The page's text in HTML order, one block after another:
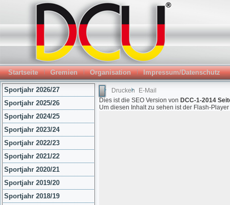
Startseite Gremien Organisation Impressum/Datenschutz
Sportjahr 2026/27
Sportjahr 2025/26
Sportjahr 2024/25
Sportjahr 2023/24
Sportjahr 2022/23
Sportjahr 2021/22
Sportjahr 2020/21
Sportjahr 2019/20
Sportjahr 2018/19
Drucken
E-Mail
Dies ist die SEO Version von DCC-1-2014
Um diesen Inhalt zu sehen ist der Flash-